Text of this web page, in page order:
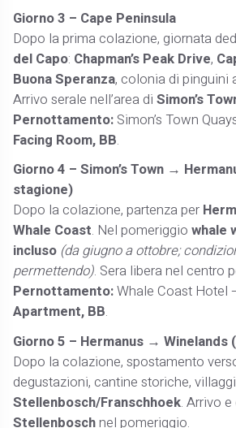
Giorno 3 – Cape Peninsula
Dopo la prima colazione, giornata
del Capo: Chapman’s Peak Drive,
Buona Speranza, colonia di pinguini
Arrivo serale nell’area diSimon’s
Pernottamento: Simon’s Town
Facing Room, BB.
Giorno 4 – Simon’s Town →
stagione)
Dopo la colazione, partenza per
Whale Coast. Nel pomeriggiowhale
incluso (da giugno a ottobre;
permettendo). Sera libera nel centro
Pernottamento:Whale Coast Hotel
Apartment, BB.
Giorno 5 – Hermanus → Winelands
Dopo la colazione, spostamento
degustazioni, cantine storiche,
Stellenbosch/Franschhoek. Arrivo
Stellenboschnel pomeriggio.